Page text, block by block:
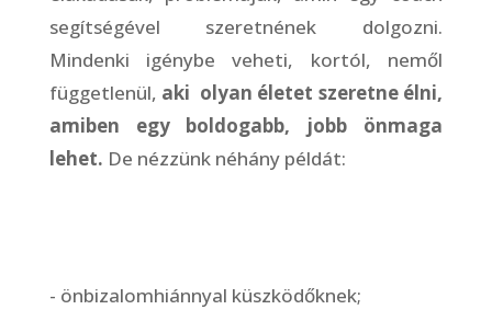
segítségével szeretnének dolgozni.
Mindenki igénybe veheti, kortól, nemől
függetlenül, aki olyan életet szeretne élni,
amiben egy boldogabb, jobb önmaga
lehet. De nézzünk néhány példát:
- önbizalomhiánnyal küszködőknek;